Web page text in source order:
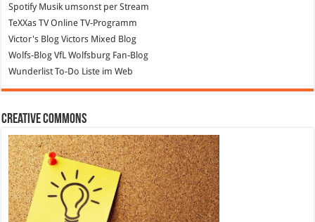
SpotifyMusik umsonst per Stream
TeXXas TVOnline TV-Programm
Victor's Blog Victors Mixed Blog
Wolfs-Blog VfL Wolfsburg Fan-Blog
Wunderlist To-Do Liste im Web
Creative Commons